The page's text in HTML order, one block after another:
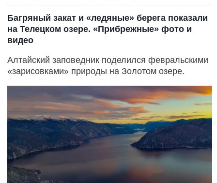
Багряный закат и «ледяные» берега показали
на Телецком озере. «Прибрежные» фото и
видео
Алтайский заповедник поделился февральскими
«зарисовками» природы на Золотом озере.